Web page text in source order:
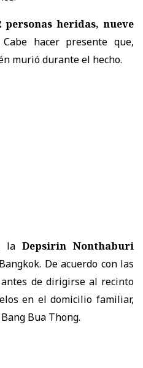
personas heridas, nueve
hacer presente que,
murió durante el hecho.
la Depsirin Nonthaburi
De acuerdo con las
de dirigirse al recinto
en el domicilio familiar,
Bua Thong.